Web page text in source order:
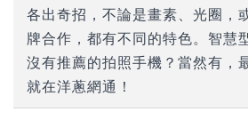
各出奇招，不論是畫素、光圈，
牌合作，都有不同的特色。智慧
沒有推薦的拍照手機？當然有，
就在洋蔥網通！